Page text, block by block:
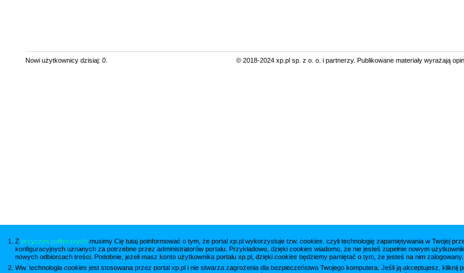
Z przyczyn politycznych musimy Cię tutaj poinformować o tym, że portal xp.pl wykorzystuje tzw. cookies , czyli technologię zapamiętywania w Twojej
konfiguracyjnych uznanych za potrzebne przez administratorów portalu. Przykładowo, dzięki cookies wiadomo, że nie jesteś zupełnie nowym
nowych odbiorcach treści. Podobnie, jeżeli masz konto użytkownika portalu xp.pl, dzięki cookies będziemy pamiętać o tym, że jesteś na nim zalogowany.
Ww. technologia cookies jest stosowana przez portal xp.pl i nie stwarza zagrożenia dla bezpieczeństwa Twojego komputera. Jeśli ją akceptujesz,
Nowi użytkownicy dzisiaj: 0. © 2018-2024 xp.pl sp. z o. o. i partnerzy. Publikowane materiały wyrażają